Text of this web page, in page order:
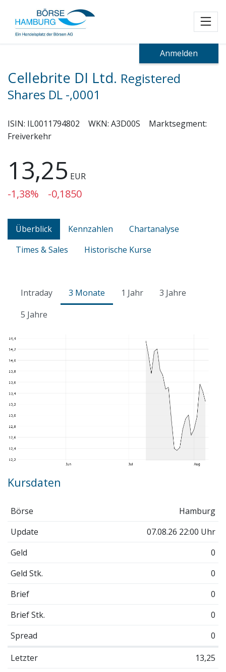
Anmelden
Cellebrite DI Ltd. Registered
Shares DL -,0001
ISIN: IL0011794802 WKN: A3D00S
Marktsegment:
Freiverkehr
13,25 EUR
-1,38% -0,1850
Überblick Kennzahlen
Chartanalyse
Times & Sales
Historische Kurse
Intraday 3 Monate 1 Jahr
3 Jahre
5 Jahre
Kursdaten
Börse
Hamburg
Update
07.08.26 22:00 Uhr
Geld
0
Geld Stk.
0
Brief
0
Brief Stk.
0
Spread
0
Letzter
13,25